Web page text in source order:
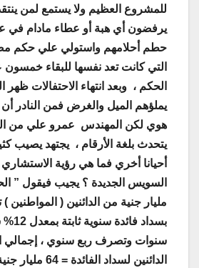
للمشروع العظيم ولا يستمع لمن
يرفضون أي هبة أو عطاء مادام في
حطم أحلامهم واستولي علي حكم
التي كانت تعد نفسها للبقاء
الحكم ، وبعد انتهاء الاحتفالات ظهر
يملؤهم الميل والغرض فمن النادر
هوي لكن المهندس عمرو علي من
يتحدث بلغة الأرقام ، يجتهد يصيب
أحيانا أخري فما هي رؤية
مليار جنية من الدائنين ( المواطنين
سنوات وتصرف ربع سنوي ، إجمالي